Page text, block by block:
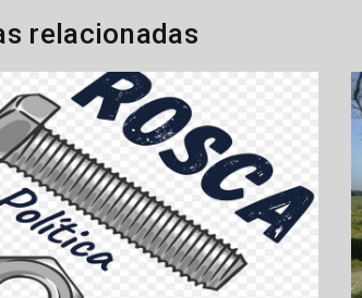
relacionadas